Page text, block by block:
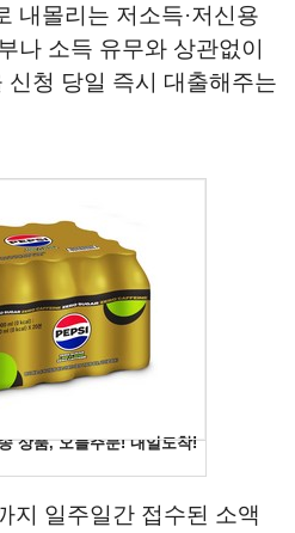
내몰리는 저소득·저신용
나 소득 유무와 상관없이
신청 당일 즉시 대출해주는
지 일주일간 접수된 소액